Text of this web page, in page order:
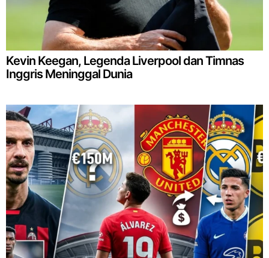
Kevin Keegan, Legenda Liverpool dan Timnas
Inggris Meninggal Dunia